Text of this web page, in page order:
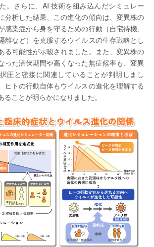
。さらに、AI 技術を組み込んだシミュレー
分析した結果、この進化の傾向は、変異株の
感染症から身を守るための行動（自宅待機、
離など）を克服するウイルスの生存戦略とし
る可能性が示唆されました。また、変異株の
った潜伏期間や高くなった無症候率も、変異
圧と密接に関連していることが判明しまし
ヒトの行動自体もウイルスの進化を理解する
ことが明らかになりました。